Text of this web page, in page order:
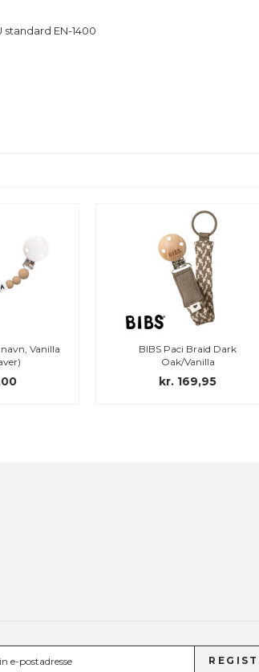
EN-1400
Vanilla
BIBS Paci Braid Dark
Oak/Vanilla
kr. 169,95